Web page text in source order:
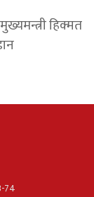
हिक्मत
74